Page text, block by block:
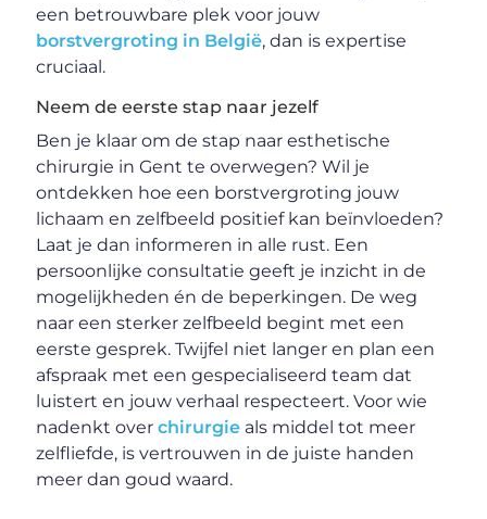
een betrouwbare plek voor jouw
borstvergroting in België, dan is expertise
cruciaal.
Neem de eerste stap naar jezelf
Ben je klaar om de stap naar esthetische
chirurgie in Gent te overwegen? Wil je
ontdekken hoe een borstvergroting jouw
lichaam en zelfbeeld positief kan beïnvloeden?
Laat je dan informeren in alle rust. Een
persoonlijke consultatie geeft je inzicht in de
mogelijkheden én de beperkingen. De weg
naar een sterker zelfbeeld begint met een
eerste gesprek. Twijfel niet langer en plan een
afspraak met een gespecialiseerd team dat
luistert en jouw verhaal respecteert. Voor wie
nadenkt overchirurgie als middel tot meer
zelfliefde, is vertrouwen in de juiste handen
meer dan goud waard.